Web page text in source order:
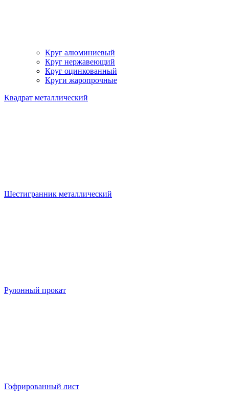
Круг алюминиевый
Круг нержавеющий
Круг оцинкованный
Круги жаропрочные
Квадрат металлический
Шестигранник металлический
Рулонный прокат
Гофрированный лист